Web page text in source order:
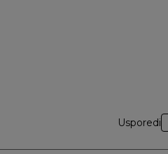
Usporedi